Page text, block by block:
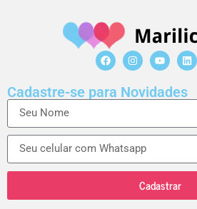
Cadastre-se para Novidades
Cadastrar